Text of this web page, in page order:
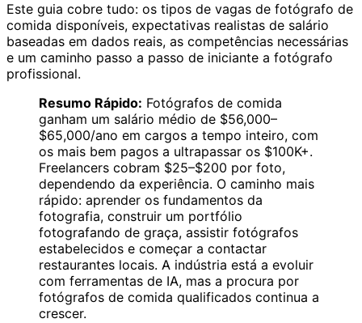
Este guia cobre tudo: os tipos de vagas de fotógrafo de
comida disponíveis, expectativas realistas de salário
baseadas em dados reais, as competências necessárias
e um caminho passo a passo de iniciante a fotógrafo
profissional.
Resumo Rápido: Fotógrafos de comida
ganham um salário médio de $56,000–
$65,000/ano em cargos a tempo inteiro, com
os mais bem pagos a ultrapassar os $100K+.
Freelancers cobram $25–$200 por foto,
dependendo da experiência. O caminho mais
rápido: aprender os fundamentos da
fotografia, construir um portfólio
fotografando de graça, assistir fotógrafos
estabelecidos e começar a contactar
restaurantes locais. A indústria está a evoluir
com ferramentas de IA, mas a procura por
fotógrafos de comida qualificados continua a
crescer.